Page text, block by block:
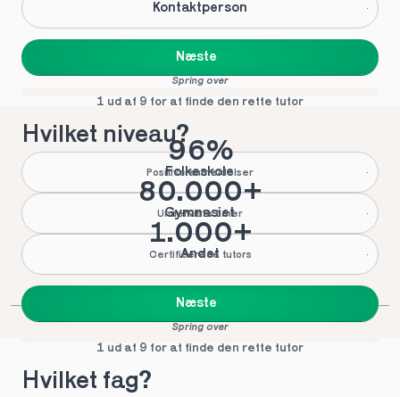
Kontaktperson
Næste
Spring over
1 ud af 9 for at finde den rette tutor
Hvilket niveau?
Folkeskole
Gymnasiet
Andet
Næste
Spring over
1 ud af 9 for at finde den rette tutor
Hvilket fag?
96%
Positive anmeldelser
80.000+
Underviste timer
1.000+
Certificerede tutors